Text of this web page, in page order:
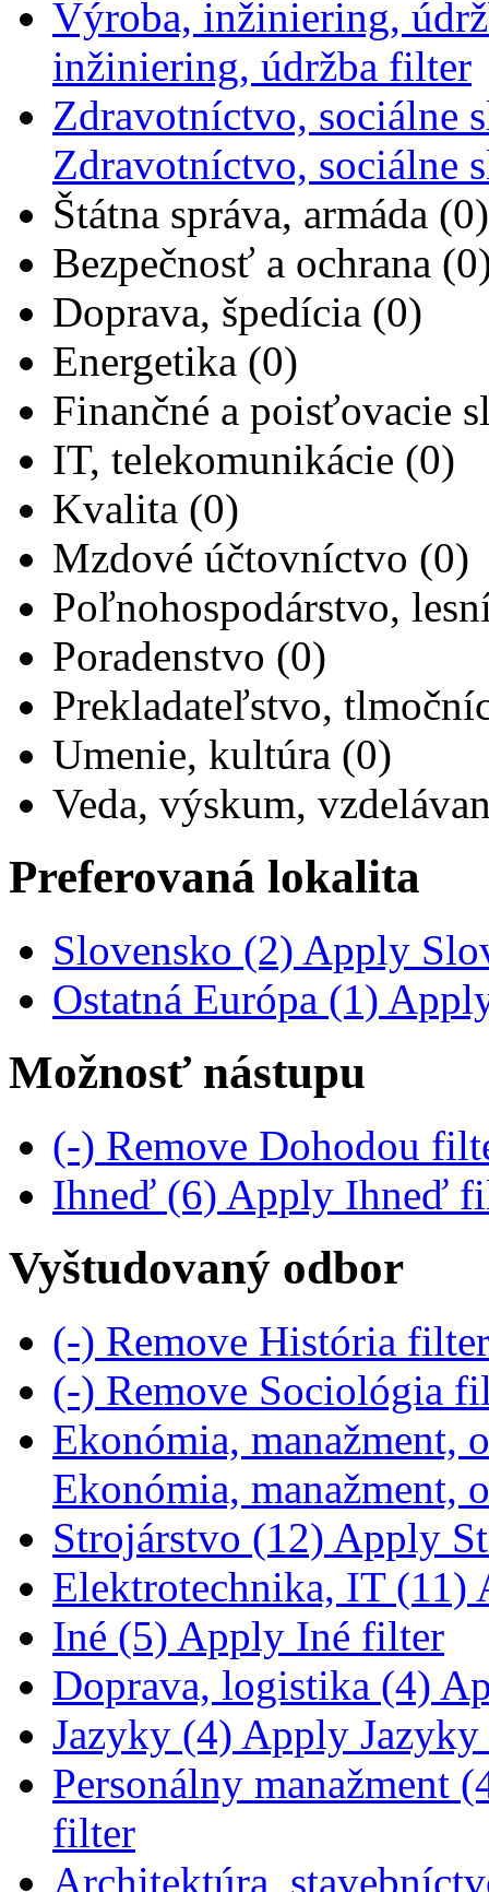
Výroba, inžiniering,
inžiniering, údržba filter
Zdravotníctvo, sociálne
Zdravotníctvo, sociálne
Štátna správa, armáda (0)
Bezpečnosť a ochrana
Doprava, špedícia (0)
Energetika (0)
Finančné a poisťovacie
IT, telekomunikácie (0)
Kvalita (0)
Mzdové účtovníctvo (0)
Poľnohospodárstvo,
Poradenstvo (0)
Prekladateľstvo,
Umenie, kultúra (0)
Veda, výskum,
Preferovaná lokalita
Slovensko (2) Apply
Ostatná Európa (1)
Možnosť nástupu
(-) Remove Dohodou
Ihneď (6) Apply Ihneď
Vyštudovaný odbor
(-) Remove História
(-) Remove Sociológia
Ekonómia, manažment,
Ekonómia, manažment,
Strojárstvo (12) Apply
Elektrotechnika, IT (11)
Iné (5) Apply Iné filter
Doprava, logistika (4)
Jazyky (4) Apply
Personálny manažment
filter
Architektúra,